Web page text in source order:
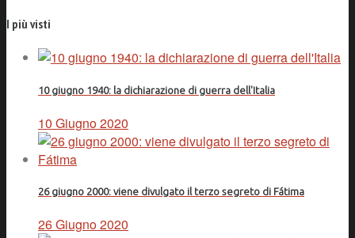
I più visti
10 giugno 1940: la dichiarazione di guerra dell'Italia
10 Giugno 2020
26 giugno 2000: viene divulgato il terzo segreto di Fátima
26 Giugno 2020